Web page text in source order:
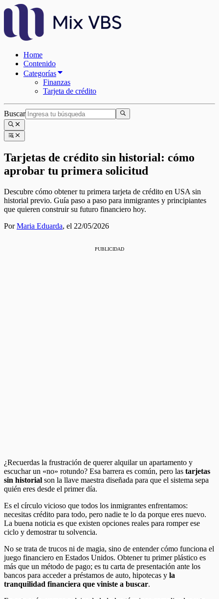
Home
Contenido
Categorías
Finanzas
Tarjeta de crédito
Buscar
Tarjetas de crédito sin historial: cómo
aprobar tu primera solicitud
Descubre cómo obtener tu primera tarjeta de crédito en USA sin
historial previo. Guía paso a paso para inmigrantes y principiantes
que quieren construir su futuro financiero hoy.
PorMaria Eduarda, el 22/05/2026
PUBLICIDAD
¿Recuerdas la frustración de querer alquilar un apartamento y
escuchar un «no» rotundo? Esa barrera es común, pero las tarjetas
sin historial son la llave maestra diseñada para que el sistema sepa
quién eres desde el primer día.
Es el círculo vicioso que todos los inmigrantes enfrentamos:
necesitas crédito para todo, pero nadie te lo da porque eres nuevo.
La buena noticia es que existen opciones reales para romper ese
ciclo y demostrar tu solvencia.
No se trata de trucos ni de magia, sino de entender cómo funciona el
juego financiero en Estados Unidos. Obtener tu primer plástico es
más que un método de pago; es tu carta de presentación ante los
bancos para acceder a préstamos de auto, hipotecas y la
tranquilidad financiera que viniste a buscar.